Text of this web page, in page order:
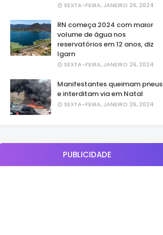
SEXTA-FEIRA, JANEIRO 26, 2024
RN começa 2024 com maior
volume de água nos
reservatórios em 12 anos, diz
Igarn
SEXTA-FEIRA, JANEIRO 26, 2024
Manifestantes queimam pneus
e interditam via em Natal
SEXTA-FEIRA, JANEIRO 26, 2024
PUBLICIDADE